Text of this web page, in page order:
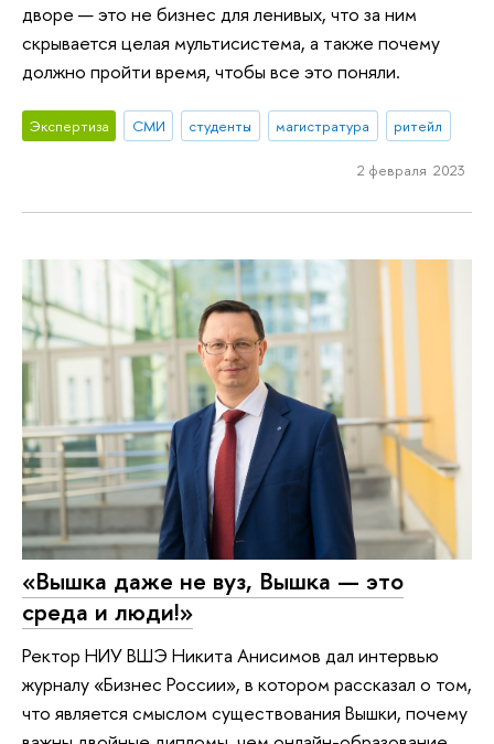
дворе — это не бизнес для ленивых, что за ним
скрывается целая мультисистема, а также почему
должно пройти время, чтобы все это поняли.
Экспертиза СМИ студенты магистратура ритейл
2 февраля 2023
«Вышка даже не вуз, Вышка — это
среда и люди!»
Ректор НИУ ВШЭ Никита Анисимов дал интервью
журналу «Бизнес России», в котором рассказал о том,
что является смыслом существования Вышки, почему